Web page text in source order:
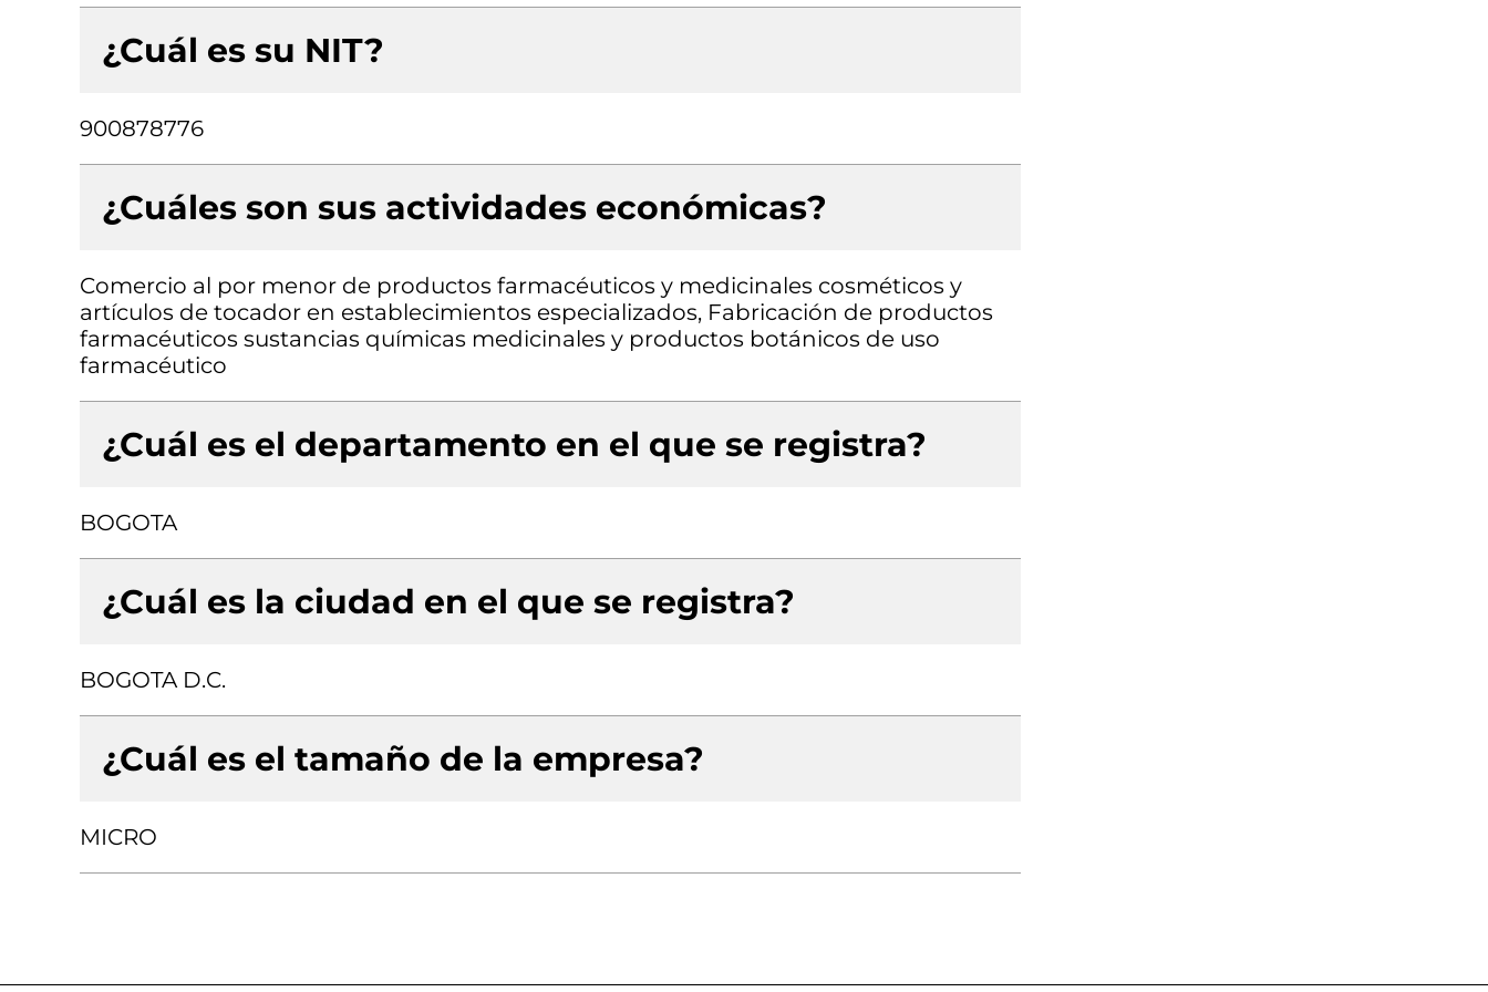
¿Cuál es su NIT?
900878776
¿Cuáles son sus actividades económicas?
Comercio al por menor de productos farmacéuticos y medicinales cosméticos y
artículos de tocador en establecimientos especializados, Fabricación de productos
farmacéuticos sustancias químicas medicinales y productos botánicos de uso
farmacéutico
¿Cuál es el departamento en el que se registra?
BOGOTA
¿Cuál es la ciudad en el que se registra?
BOGOTA D.C.
¿Cuál es el tamaño de la empresa?
MICRO